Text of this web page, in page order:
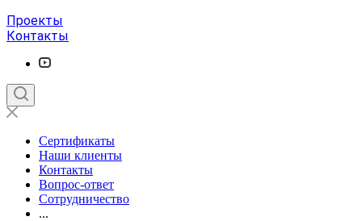
Проекты
Контакты
Сертификаты
Наши клиенты
Контакты
Вопрос-ответ
Сотрудничество
...